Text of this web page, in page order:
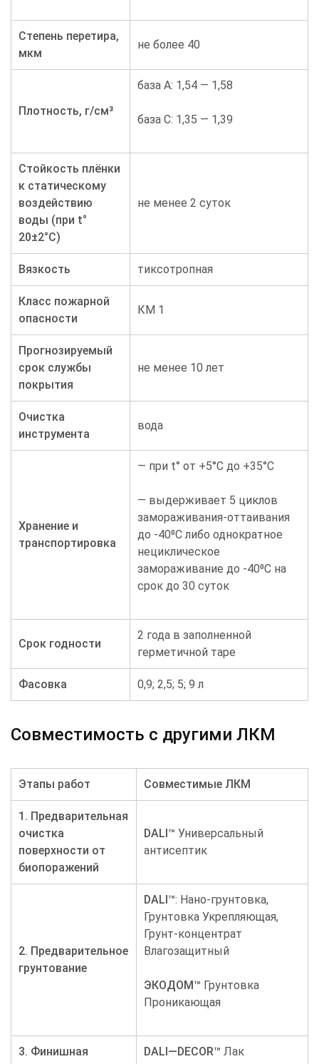
Степень перетира,
мкм
не более 40
Плотность, г/см³
база А: 1,54 — 1,58
база С: 1,35 — 1,39
Стойкость плёнки
к статическому
воздействию
воды (при t°
20±2°C)
не менее 2 суток
Вязкость тиксотропная
Класс пожарной
опасности
КМ 1
Прогнозируемый
срок службы
покрытия
не менее 10 лет
Очистка
инструмента
вода
Хранение и
транспортировка
— при t° от +5°С до +35°С
— выдерживает 5 циклов
замораживания-оттаивания
до -40⁰С либо однократное
нециклическое
замораживание до -40⁰С на
срок до 30 суток
Срок годности
2 года в заполненной
герметичной таре
Фасовка 0,9; 2,5; 5; 9 л
Совместимость с другими ЛКМ
Этапы работ Совместимые ЛКМ
1. Предварительная
очистка
поверхности от
биопоражений
DALI ™ Универсальный
антисептик
2. Предварительное
грунтование
DALI ™: Нано-грунтовка,
Грунтовка Укрепляющая,
Грунт-концентрат
Влагозащитный
ЭКОДОМ ™ Грунтовка
Проникающая
3. Финишная
DALI — DECOR™ Лак